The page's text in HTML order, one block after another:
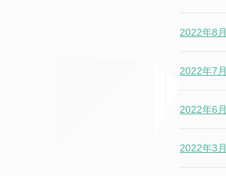
2022年8月
2022年7月
2022年6月
2022年3月